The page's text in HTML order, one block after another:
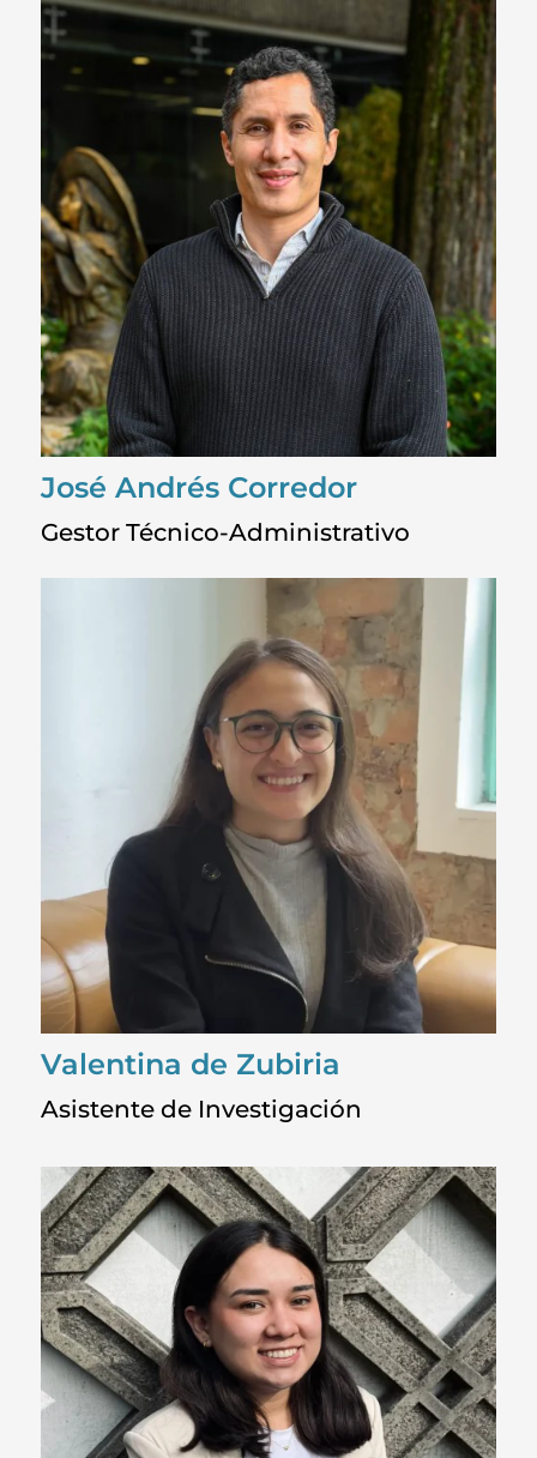
José Andrés Corredor
Gestor Técnico-Administrativo
Valentina de Zubiria
Asistente de Investigación